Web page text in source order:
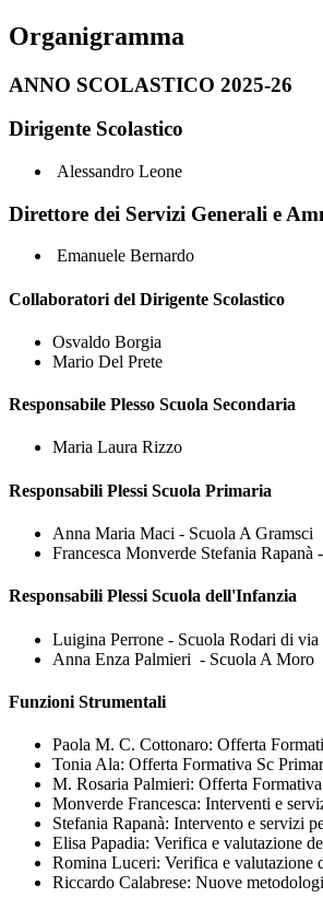
Organigramma
ANNO SCOLASTICO 2025-26
Dirigente Scolastico
Alessandro Leone
Direttore dei Servizi Generali e
Emanuele Bernardo
Collaboratori del Dirigente Scolastico
Osvaldo Borgia
Mario Del Prete
Responsabile Plesso Scuola Secondaria
Maria Laura Rizzo
Responsabili Plessi Scuola Primaria
Anna Maria Maci - Scuola A Gramsci
Francesca Monverde Stefania Rapanà
Responsabili Plessi Scuola dell'Infanzia
Luigina Perrone - Scuola Rodari di
Anna Enza Palmieri - Scuola A Moro
Funzioni Strumentali
Paola M. C. Cottonaro: Offerta
Tonia Ala: Offerta Formativa Sc
M. Rosaria Palmieri: Offerta
Monverde Francesca: Interventi e
Stefania Rapanà: Intervento e servizi
Elisa Papadia: Verifica e valutazione
Romina Luceri: Verifica e valutazione
Riccardo Calabrese: Nuove